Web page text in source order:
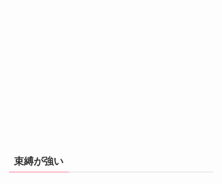
束縛が強い